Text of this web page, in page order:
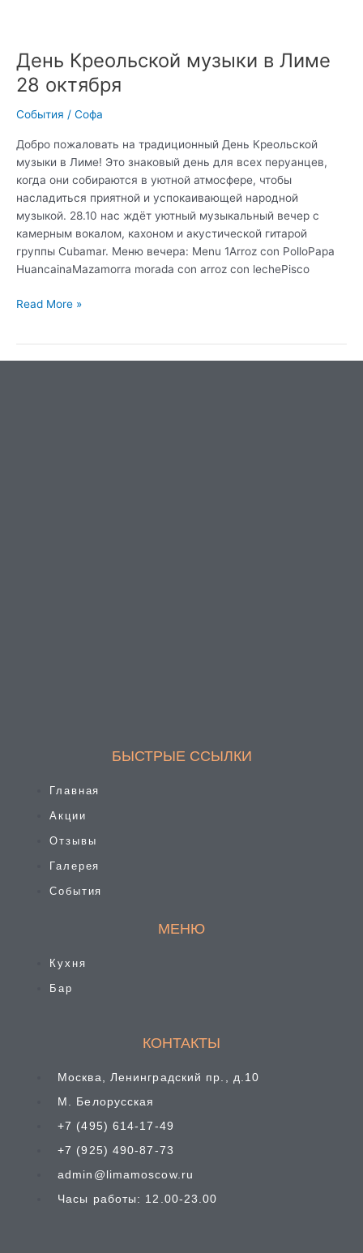
День Креольской музыки в Лиме
28 октября
События / Софа
Добро пожаловать на традиционный День Креольской
музыки в Лиме! Это знаковый день для всех перуанцев,
когда они собираются в уютной атмосфере, чтобы
насладиться приятной и успокаивающей народной
музыкой. 28.10 нас ждёт уютный музыкальный вечер с
камерным вокалом, кахоном и акустической гитарой
группы Cubamar. Меню вечера: Menu 1Arroz con PolloPapa
HuancainaMazamorra morada con arroz con lechePisco
Read More »
БЫСТРЫЕ ССЫЛКИ
Главная
Акции
Отзывы
Галерея
События
МЕНЮ
Кухня
Бар
КОНТАКТЫ
Москва, Ленинградский пр., д.10
М. Белорусская
+7 (495) 614-17-49
+7 (925) 490-87-73
admin@limamoscow.ru
Часы работы: 12.00-23.00